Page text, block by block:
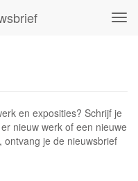
en exposities? Schrijf je
nieuw werk of een nieuwe
ontvang je de nieuwsbrief